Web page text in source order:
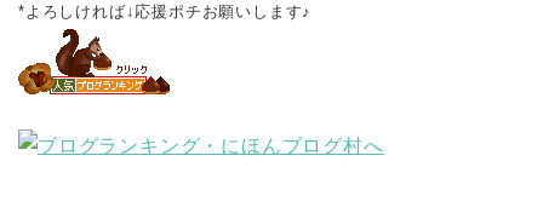
*よろしければ↓応援ポチお願いします♪